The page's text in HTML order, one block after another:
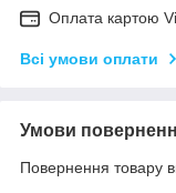
Оплата картою
Всі умови оплати
Умови
Повернення товару